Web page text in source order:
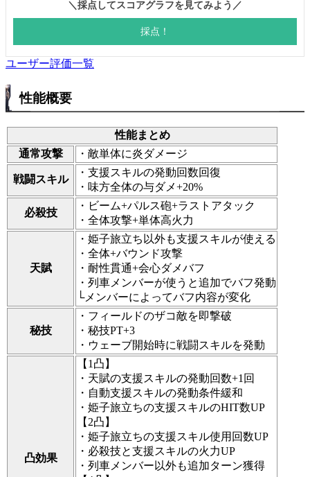
ユーザー評価一覧
性能概要
性能まとめ
通常攻撃
・敵単体に炎ダメージ
戦闘スキル
・支援スキルの発動回数回復
・味方全体の与ダメ+20%
必殺技
・ビーム+パルス砲+ラストアタック
・全体攻撃+単体高火力
天賦
・姫子旅立ち以外も支援スキルが使える
・全体+バウンド攻撃
・耐性貫通+会心ダメバフ
・列車メンバーが使うと追加でバフ発動
└メンバーによってバフ内容が変化
秘技
・フィールドのザコ敵を即撃破
・秘技PT+3
・ウェーブ開始時に戦闘スキルを発動
凸効果
【1凸】
・天賦の支援スキルの発動回数+1回
・自動支援スキルの発動条件緩和
・姫子旅立ちの支援スキルのHIT数UP
【2凸】
・姫子旅立ちの支援スキル使用回数UP
・必殺技と支援スキルの火力UP
・列車メンバー以外も追加ターン獲得